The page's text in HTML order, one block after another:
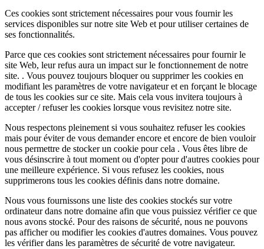
Ces cookies sont strictement nécessaires pour vous fournir les
services disponibles sur notre site Web et pour utiliser certaines de
ses fonctionnalités.
Parce que ces cookies sont strictement nécessaires pour fournir le
site Web, leur refus aura un impact sur le fonctionnement de notre
site. . Vous pouvez toujours bloquer ou supprimer les cookies en
modifiant les paramètres de votre navigateur et en forçant le blocage
de tous les cookies sur ce site. Mais cela vous invitera toujours à
accepter / refuser les cookies lorsque vous revisitez notre site.
Nous respectons pleinement si vous souhaitez refuser les cookies
mais pour éviter de vous demander encore et encore de bien vouloir
nous permettre de stocker un cookie pour cela . Vous êtes libre de
vous désinscrire à tout moment ou d'opter pour d'autres cookies pour
une meilleure expérience. Si vous refusez les cookies, nous
supprimerons tous les cookies définis dans notre domaine.
Nous vous fournissons une liste des cookies stockés sur votre
ordinateur dans notre domaine afin que vous puissiez vérifier ce que
nous avons stocké. Pour des raisons de sécurité, nous ne pouvons
pas afficher ou modifier les cookies d'autres domaines. Vous pouvez
les vérifier dans les paramètres de sécurité de votre navigateur.